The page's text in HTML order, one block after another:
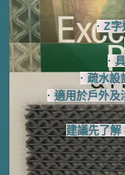
· Z
·
· 疏水
· 適用於戶外及
建議先了解